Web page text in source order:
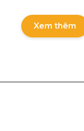
cao, sảnh thông
khung kim loại mạ
Xem thêm